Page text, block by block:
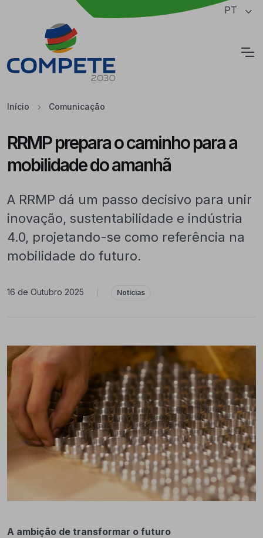
Saltar para o conteúdo principal da página PT
Início Comunicação
RRMP prepara o caminho para a
mobilidade do amanhã
A RRMP dá um passo decisivo para unir
inovação, sustentabilidade e indústria
4.0, projetando-se como referência na
mobilidade do futuro.
16 de Outubro 2025 Notícias
A ambição de transformar o futuro